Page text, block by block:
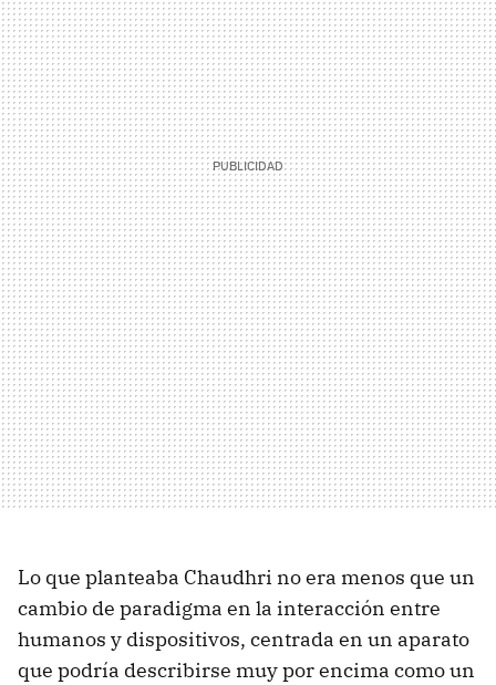
Lo que planteaba Chaudhri no era menos que un
cambio de paradigma en la interacción entre
humanos y dispositivos, centrada en un aparato
que podría describirse muy por encima como un